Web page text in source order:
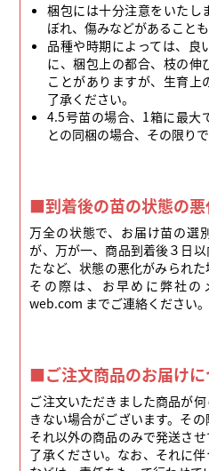
梱包には十分注意をいたし
ぼれ、傷みなどがあること
品種や時期によっては、良
に、梱包上の都合、枝の伸
ことがありますが、生育上
了承ください。
4.5号苗の場合、1箱に最大
との同梱の場合、その限り
■到着後の苗の状態の悪
万全の状態で、お届け苗の選
が、万が一、商品到着後３日
たなど、状態の悪化がみられた
その際は、お早めに弊社の
web.com までご連絡ください。
■ご注文商品のお届けに
ご注文いただきました商品が
きない場合がございます。その
それ以外の商品のみで発送さ
了承ください。なお、それに